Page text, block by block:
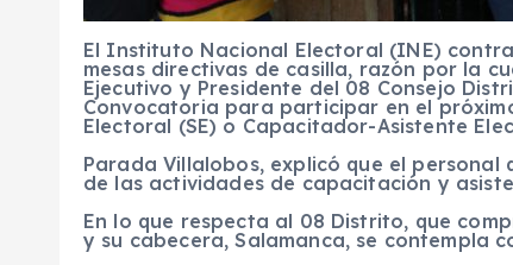
El Instituto Nacional Electoral (INE)
mesas directivas de casilla, razón por la
Ejecutivo y Presidente del 08 Consejo
Convocatoria para participar en el
Electoral (SE) o Capacitador-Asistente
Parada Villalobos, explicó que el
de las actividades de capacitación y
En lo que respecta al 08 Distrito, que
y su cabecera, Salamanca, se contempla